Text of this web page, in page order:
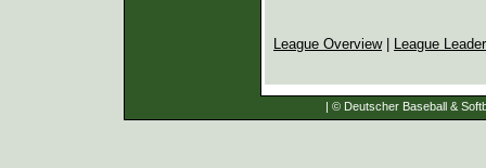
League Overview| League
| © Deutscher Baseball &